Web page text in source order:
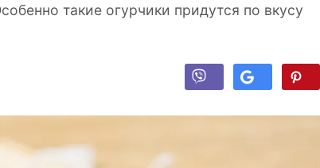
такие огурчики придутся по вкусу